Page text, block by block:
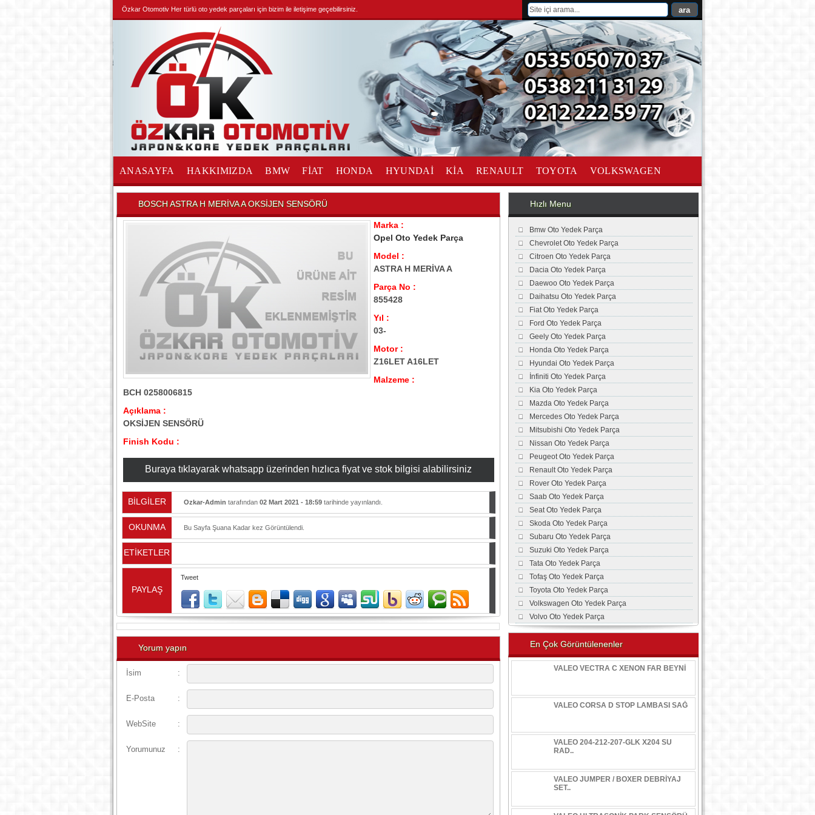
Özkar Otomotiv Her türlü oto yedek parçaları için bizim ile iletişime geçebilirsiniz.
ANASAYFA HAKKIMIZDA BMW FİAT HONDA HYUNDAİ KİA RENAULT TOYOTA VOLKSWAGEN
İLETİŞİM
BOSCH ASTRA H MERİVA A OKSİJEN SENSÖRÜ
Marka :
Opel Oto Yedek Parça
Model :
ASTRA H MERİVA A
Parça No :
855428
Yıl :
03-
Motor :
Z16LET A16LET
Malzeme :
BCH 0258006815
Açıklama :
OKSİJEN SENSÖRÜ
Finish Kodu :
Buraya tıklayarak whatsapp üzerinden hızlıca fiyat ve stok bilgisi alabilirsiniz
BİLGİLER Ozkar-Admin tarafından 02 Mart 2021 - 18:59tarihinde yayınlandı.
OKUNMA Bu Sayfa Şuana Kadar kez Görüntülendi.
ETİKETLER
PAYLAŞ
Tweet
Yorum yapın
İsim :
E-Posta :
WebSite :
Yorumunuz :
Hızlı Menu
Bmw Oto Yedek Parça
Chevrolet Oto Yedek Parça
Citroen Oto Yedek Parça
Dacia Oto Yedek Parça
Daewoo Oto Yedek Parça
Daihatsu Oto Yedek Parça
Fiat Oto Yedek Parça
Ford Oto Yedek Parça
Geely Oto Yedek Parça
Honda Oto Yedek Parça
Hyundai Oto Yedek Parça
İnfiniti Oto Yedek Parça
Kia Oto Yedek Parça
Mazda Oto Yedek Parça
Mercedes Oto Yedek Parça
Mitsubishi Oto Yedek Parça
Nissan Oto Yedek Parça
Peugeot Oto Yedek Parça
Renault Oto Yedek Parça
Rover Oto Yedek Parça
Saab Oto Yedek Parça
Seat Oto Yedek Parça
Skoda Oto Yedek Parça
Subaru Oto Yedek Parça
Suzuki Oto Yedek Parça
Tata Oto Yedek Parça
Tofaş Oto Yedek Parça
Toyota Oto Yedek Parça
Volkswagen Oto Yedek Parça
Volvo Oto Yedek Parça
En Çok Görüntülenenler
VALEO VECTRA C XENON FAR BEYNİ
VALEO CORSA D STOP LAMBASI SAĞ
VALEO 204-212-207-GLK X204 SU
RAD..
VALEO JUMPER / BOXER DEBRİYAJ
SET..